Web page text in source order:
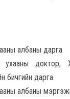
албаны дарга
доктор,
бичгийн дарга
албаны